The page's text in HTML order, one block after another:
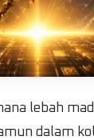
lebah
dalam